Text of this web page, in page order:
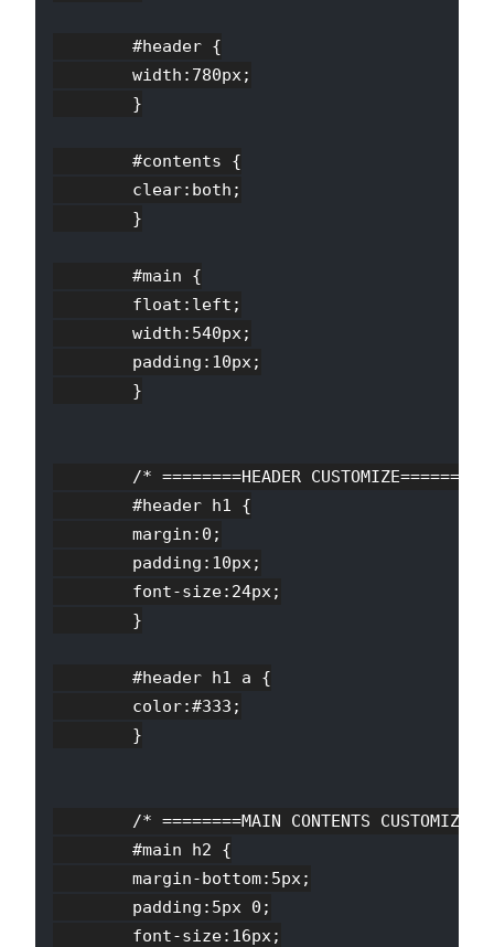
        #header {
        width:780px;
        }
        #contents {
        clear:both;
        }
        #main {
        float:left;
        width:540px;
        padding:10px;
        }
/* ========HEADER CUSTOMIZE========
        #header h1 {
        margin:0;
        padding:10px;
        font-size:24px;
        }
        #header h1 a {
        color:#333;
        }
/* ========MAIN CONTENTS
        #main h2 {
        margin-bottom:5px;
        padding:5px 0;
        font-size:16px;